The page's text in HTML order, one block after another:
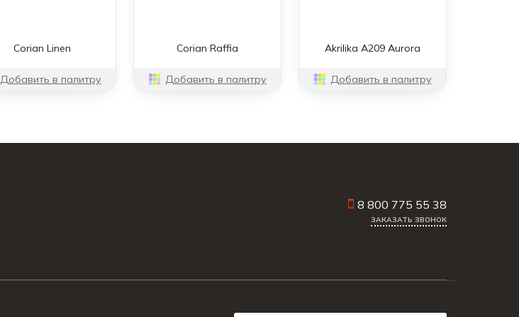
Corian Linen
Добавить в палитру
Corian Raffia
Добавить в палитру
Akrilika A209 Aurora
Добавить в палитру
8 800 775 55 38
ЗАКАЗАТЬ ЗВОНОК